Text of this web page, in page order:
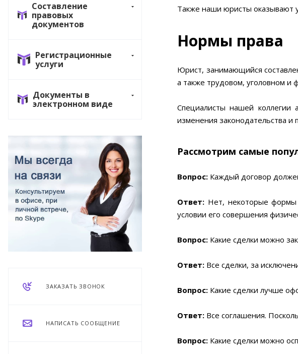
Составление
правовых
документов
Регистрационные
услуги
Документы в
электронном виде
ЗАКАЗАТЬ ЗВОНОК
НАПИСАТЬ СООБЩЕНИЕ
Также наши юристы оказывают
Нормы права
Юрист, занимающийся
а также трудовом, уголовном и
Специалисты нашей коллегии
изменения законодательства
Рассмотрим самые
Вопрос: Каждый договор
Ответ: Нет, некоторые формы
условии его совершения
Вопрос: Какие сделки можно
Ответ: Все сделки, за
Вопрос: Какие сделки лучше
Ответ: Все соглашения.
Вопрос: Какие сделки можно